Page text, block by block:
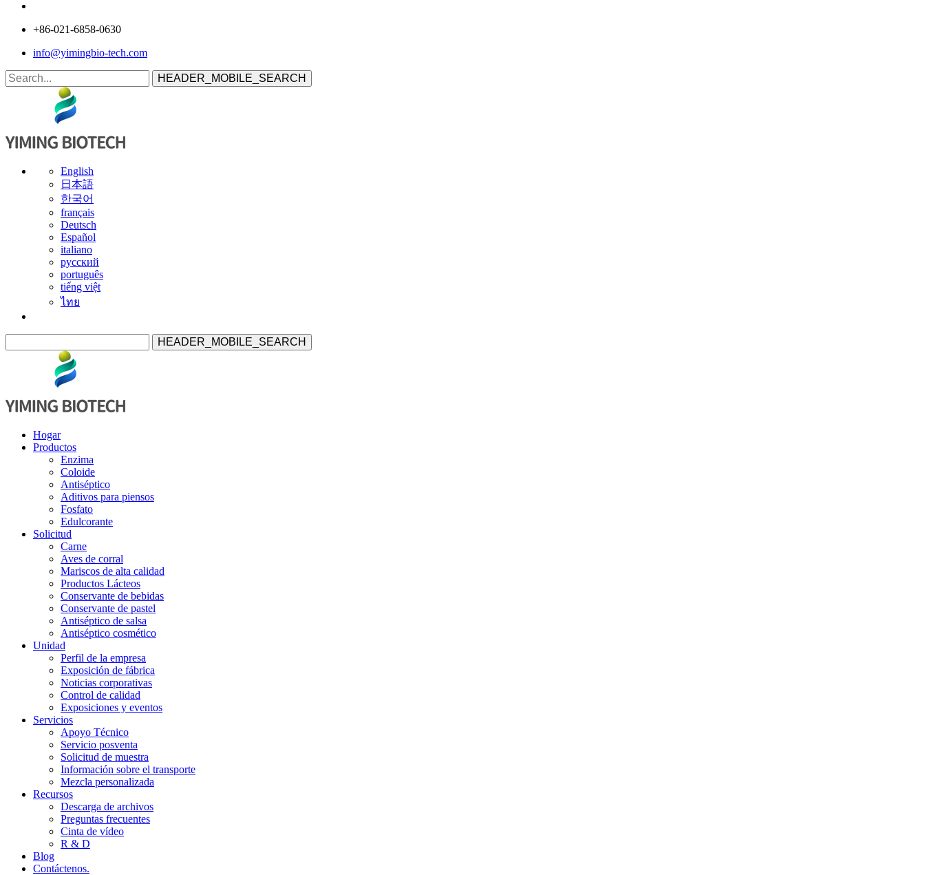
+86-021-6858-0630
info@yimingbio-tech.com
HEADER_MOBILE_SEARCH
English
日本語
한국어
français
Deutsch
Español
italiano
русский
português
tiếng việt
ไทย
HEADER_MOBILE_SEARCH
Hogar
Productos
Enzima
Coloide
Antiséptico
Aditivos para piensos
Fosfato
Edulcorante
Solicitud
Carne
Aves de corral
Mariscos de alta calidad
Productos Lácteos
Conservante de bebidas
Conservante de pastel
Antiséptico de salsa
Antiséptico cosmético
Unidad
Perfil de la empresa
Exposición de fábrica
Noticias corporativas
Control de calidad
Exposiciones y eventos
Servicios
Apoyo Técnico
Servicio posventa
Solicitud de muestra
Información sobre el transporte
Mezcla personalizada
Recursos
Descarga de archivos
Preguntas frecuentes
Cinta de vídeo
R & D
Blog
Contáctenos.